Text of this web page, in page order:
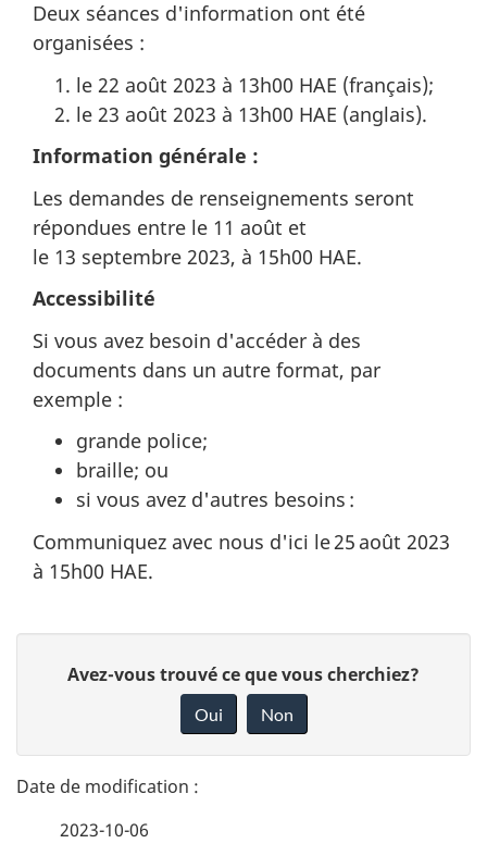
e
e
e
n
a
n
e
d
e
i
Deux séances d'information ont été
organisées :
le 22 août 2023 à 13h00 HAE (français);
le 23 août 2023 à 13h00 HAE (anglais).
Information générale :
Les demandes de renseignements seront
répondues entre le 11 août et
le 13 septembre 2023, à 15h00 HAE.
Accessibilité
Si vous avez besoin d'accéder à des
documents dans un autre format, par
exemple :
grande police;
braille; ou
si vous avez d'autres besoins :
Communiquez avec nous d'ici le 25 août 2023
à 15h00 HAE.
t
a
n
Avez-vous trouvé ce que vous cherchiez?
Oui Non
2023-10-06